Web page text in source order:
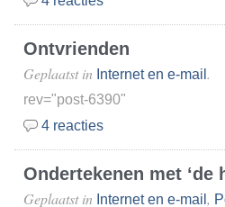
Ontvrienden
Geplaatst in Internet en e-mail .
rev="post-6390"
4 reacties
Ondertekenen met ‘de
Geplaatst in Internet en e-mail ,